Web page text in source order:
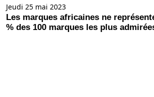
Jeudi 25 mai 2023
Les marques africaines ne
% des 100 marques les plus